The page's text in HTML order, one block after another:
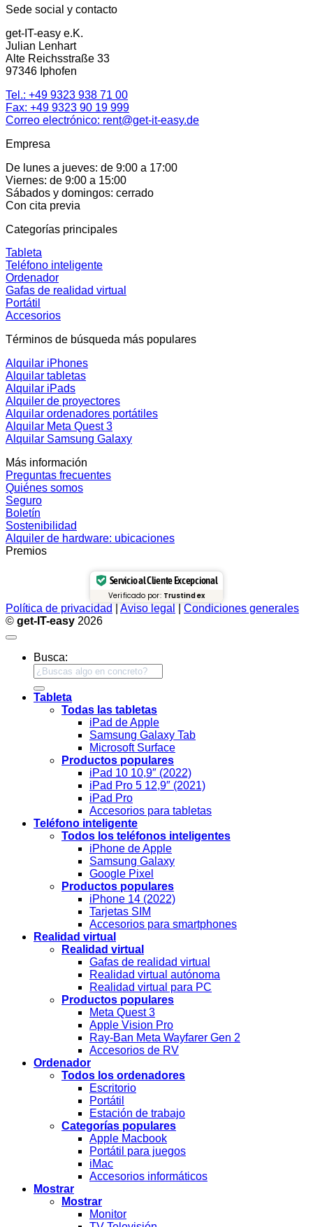
Sede social y contacto
get-IT-easy e.K.
Julian Lenhart
Alte Reichsstraße 33
97346 Iphofen
Tel.: +49 9323 938 71 00
Fax: +49 9323 90 19 999
Correo electrónico: rent@get-it-easy.de
Empresa
De lunes a jueves: de 9:00 a 17:00
Viernes: de 9:00 a 15:00
Sábados y domingos: cerrado
Con cita previa
Categorías principales
Tableta
Teléfono inteligente
Ordenador
Gafas de realidad virtual
Portátil
Accesorios
Términos de búsqueda más populares
Alquilar iPhones
Alquilar tabletas
Alquilar iPads
Alquiler de proyectores
Alquilar ordenadores portátiles
Alquilar Meta Quest 3
Alquilar Samsung Galaxy
Más información
Preguntas frecuentes
Quiénes somos
Seguro
Boletín
Sostenibilidad
Alquiler de hardware: ubicaciones
Premios
Servicio al Cliente Excepcional
Verificado por: Trustindex
Política de privacidad Aviso legal
Condiciones generales
© get-IT-easy 2026
Busca:
Tableta
Todas las tabletas
iPad de Apple
Samsung Galaxy Tab
Microsoft Surface
Productos populares
iPad 10 10,9″ (2022)
iPad Pro 5 12,9″ (2021)
iPad Pro
Accesorios para tabletas
Teléfono inteligente
Todos los teléfonos inteligentes
iPhone de Apple
Samsung Galaxy
Google Pixel
Productos populares
iPhone 14 (2022)
Tarjetas SIM
Accesorios para smartphones
Realidad virtual
Realidad virtual
Gafas de realidad virtual
Realidad virtual autónoma
Realidad virtual para PC
Productos populares
Meta Quest 3
Apple Vision Pro
Ray-Ban Meta Wayfarer Gen 2
Accesorios de RV
Ordenador
Todos los ordenadores
Escritorio
Portátil
Estación de trabajo
Categorías populares
Apple Macbook
Portátil para juegos
iMac
Accesorios informáticos
Mostrar
Mostrar
Monitor